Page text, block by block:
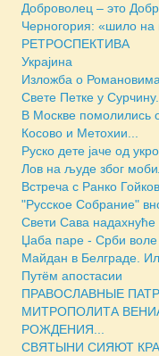
Доброволец – это
Черногория: «шило
РЕТРОСПЕКТИВА
Украјина
Изложба о Романовима
Свете Петке у
В Москве помолились
Косово и Метохии...
Руско дете јаче од
Лов на људе због
Встреча с Ранко
"Русское Собрание"
Свети Сава надахнуће
Џаба паре - Срби воле
Майдан в Белграде.
Путём апостасии
ПРАВОСЛАВНЫЕ
МИТРОПОЛИТА
РОЖДЕНИЯ...
СВЯТЫНИ СИЯЮТ